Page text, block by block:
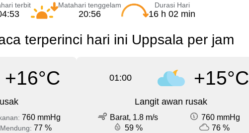
terbit Matahari tenggelam
20:56
Durasi Hari
16 h 02 min
terperinci hari ini Uppsala per jam
+16°C
760 mmHg
Mendung: 77 %
01:00 +15°C
Langit awan rusak
Barat, 1.8 m/s
760 mmHg
59 %
76 %